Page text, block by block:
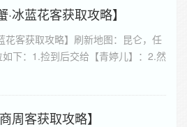
冰蓝花客获取攻略】
花客获取攻略】刷新地图：昆仑，任
下：1.捡到后交给【青婷儿】：2.然
周客获取攻略】